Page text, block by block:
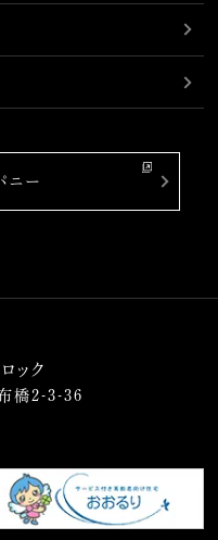
ニー
ック
橋2-3-36